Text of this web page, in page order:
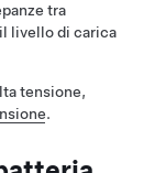
tra
livello di carica
tensione,
.